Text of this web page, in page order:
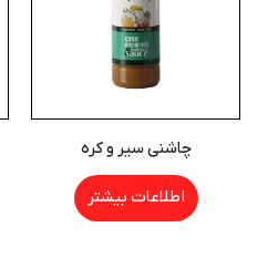
چاشنی سیر و کره
اطلاعات بیشتر